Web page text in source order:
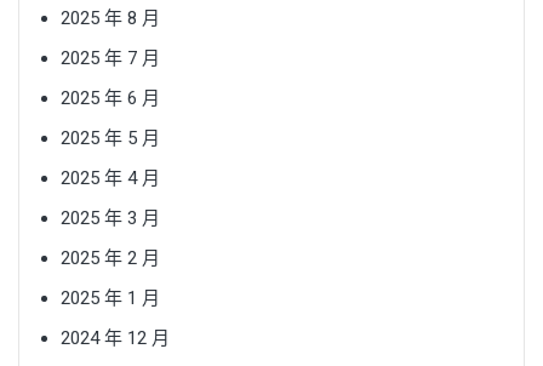
2025 年 8 月
2025 年 7 月
2025 年 6 月
2025 年 5 月
2025 年 4 月
2025 年 3 月
2025 年 2 月
2025 年 1 月
2024 年 12 月